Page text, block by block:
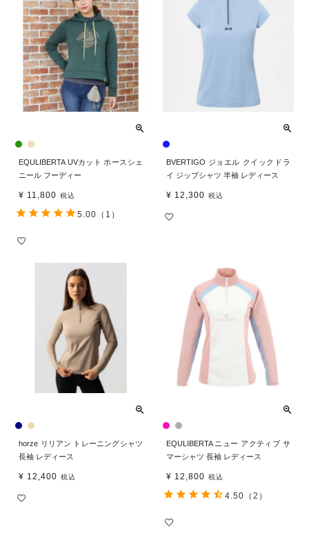
EQULIBERTA UVカット ホースシェ
ニール フーディー
¥ 11,800 税込
5.00 （1）
BVERTIGO ジョエル クイックドラ
イ ジップシャツ 半袖 レディース
¥ 12,300 税込
horze リリアン トレーニングシャツ
長袖 レディース
¥ 12,400 税込
EQULIBERTA ニュー アクティブ サ
マーシャツ 長袖 レディース
¥ 12,800 税込
4.50 （2）